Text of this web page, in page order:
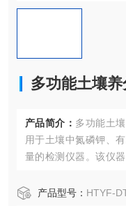
多功能土壤
产品简介： 多功能土
用于土壤中氮磷钾、
量的检测仪器。该仪
校、农业服务部门、
产品型号： HTYF-